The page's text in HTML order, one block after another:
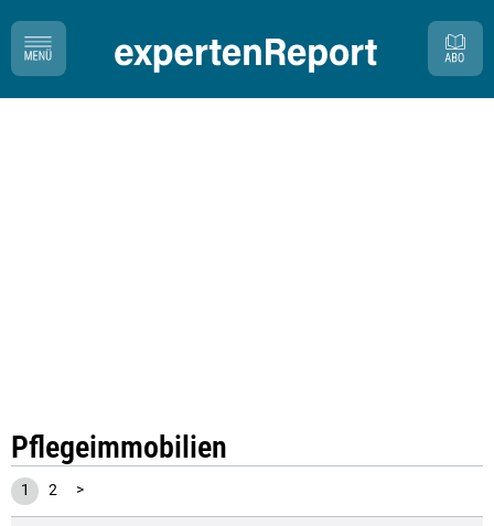
Pflegeimmobilien
1 2 >